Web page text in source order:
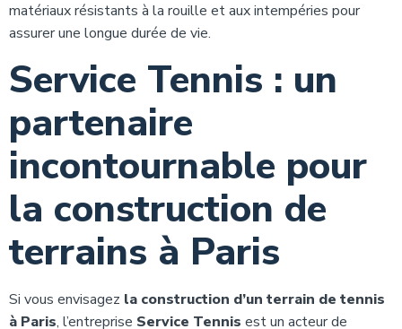
matériaux résistants à la rouille et aux intempéries pour
assurer une longue durée de vie.
Service Tennis : un
partenaire
incontournable pour
la construction de
terrains à Paris
Si vous envisagez la construction d’un terrain de tennis
à Paris, l’entreprise Service Tennis est un acteur de